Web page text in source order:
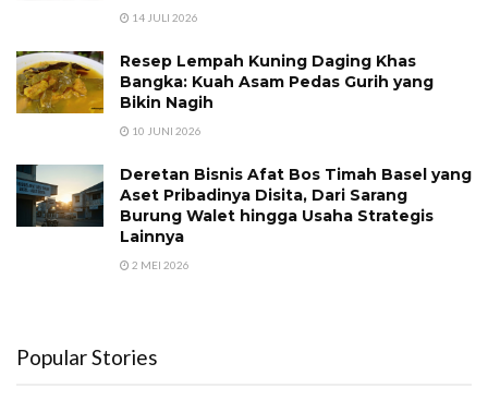
14 JULI 2026
Resep Lempah Kuning Daging Khas
Bangka: Kuah Asam Pedas Gurih yang
Bikin Nagih
10 JUNI 2026
Deretan Bisnis Afat Bos Timah Basel yang
Aset Pribadinya Disita, Dari Sarang
Burung Walet hingga Usaha Strategis
Lainnya
2 MEI 2026
Popular Stories